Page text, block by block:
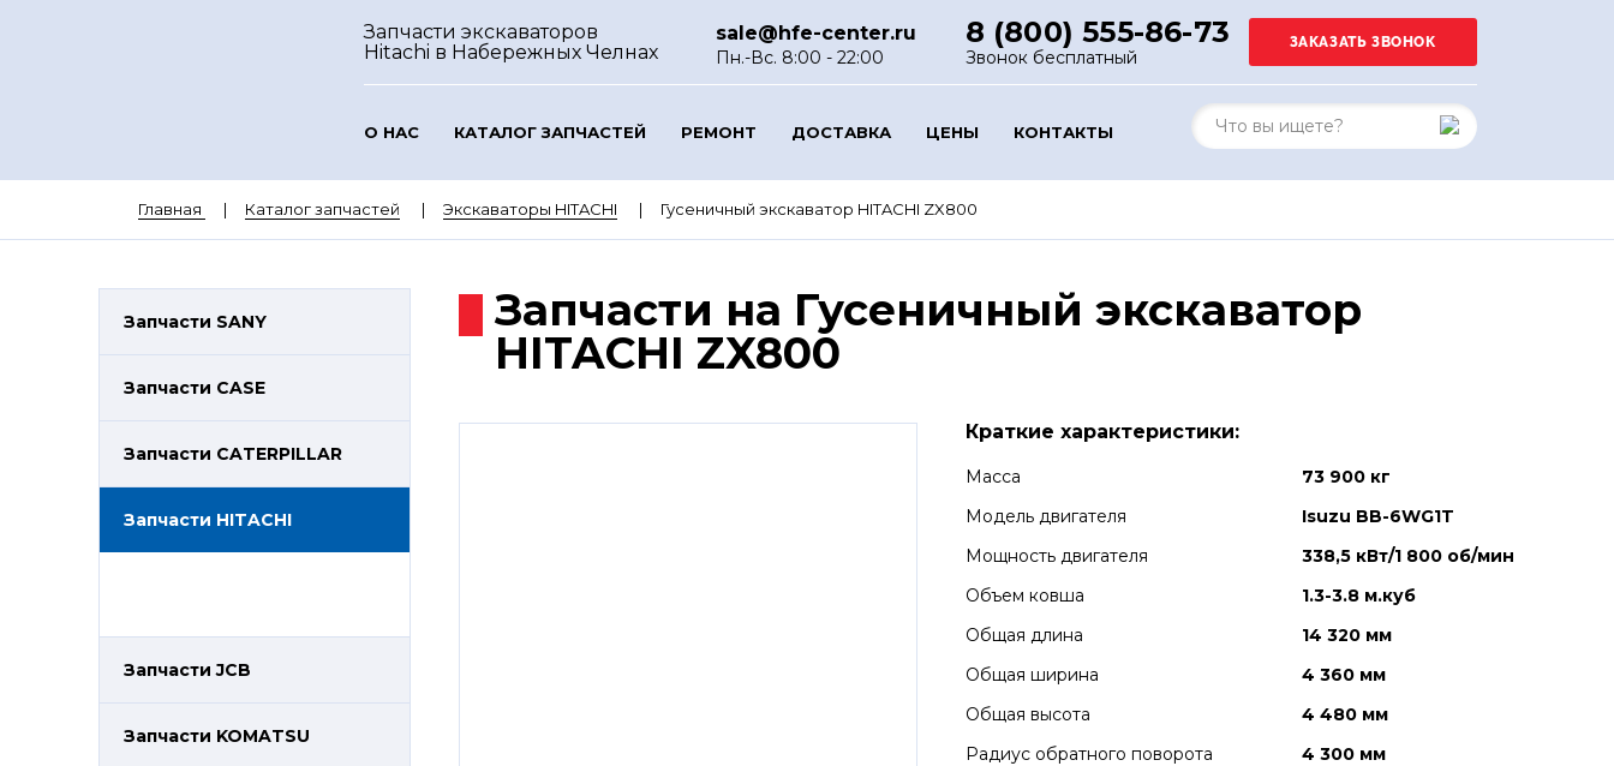
Запчасти экскаваторов
Hitachi в Набережных Челнах
sale@hfe-center.ru
Пн.-Вс. 8:00 - 22:00
8 (800) 555-86-73
Звонок бесплатный
О НАС КАТАЛОГ ЗАПЧАСТЕЙ РЕМОНТ ДОСТАВКА ЦЕНЫ КОНТАКТЫ
Главная Каталог запчастей Экскаваторы HITACHI Гусеничный экскаватор HITACHI ZX800
Запчасти SANY
Запчасти CASE
Запчасти CATERPILLAR
Запчасти HITACHI
Запчасти JCB
Запчасти KOMATSU
Запчасти на Гусеничный экскаватор
HITACHI ZX800
Краткие характеристики:
Масса
73 900 кг
Модель двигателя
Isuzu BB-6WG1T
Мощность двигателя
338,5 кВт/1 800 об/мин
Объем ковша
1.3-3.8 м.куб
Общая длина
14 320 мм
Общая ширина
4 360 мм
Общая высота
4 480 мм
Радиус обратного поворота
4 300 мм